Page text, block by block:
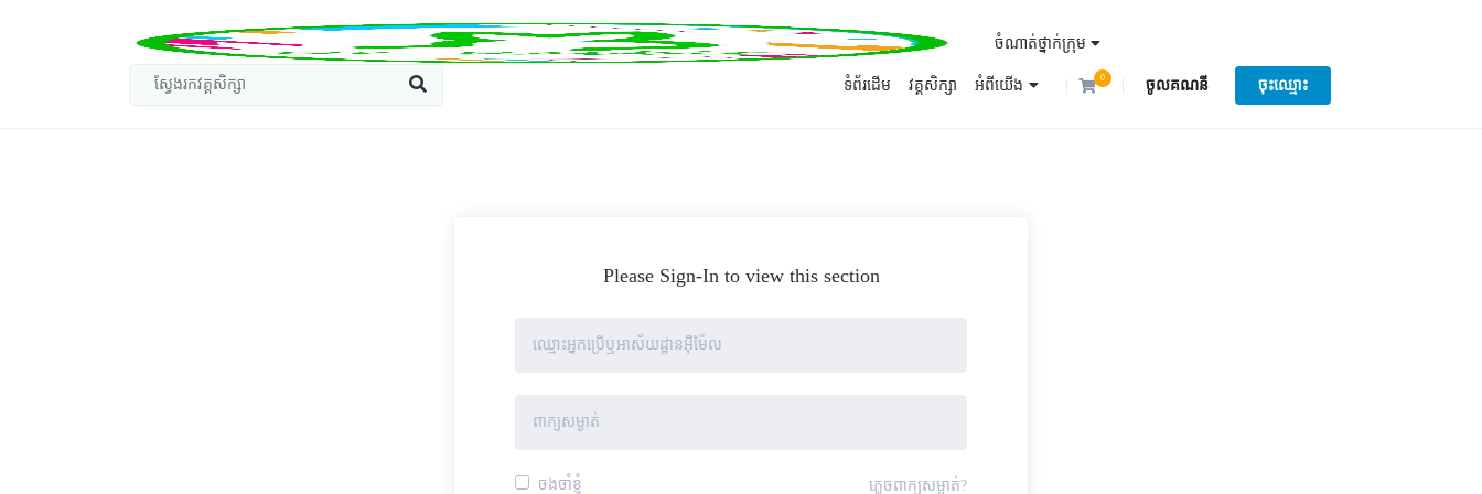
ចំណាត់ថ្នាក់ក្រុម
ទំព័រដើម វគ្គសិក្សា អំពីយើង 0 ចូលគណនី ចុះឈ្មោះ
Please Sign-In to view this section
ចងចាំខ្ញុំ ភ្លេចពាក្យសម្ងាត់?